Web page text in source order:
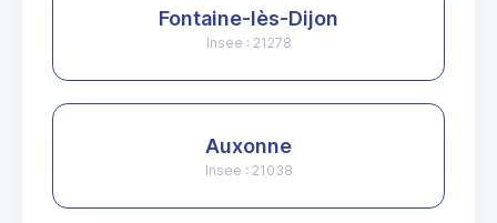
Fontaine-lès-Dijon
Insee : 21278
Auxonne
Insee : 21038